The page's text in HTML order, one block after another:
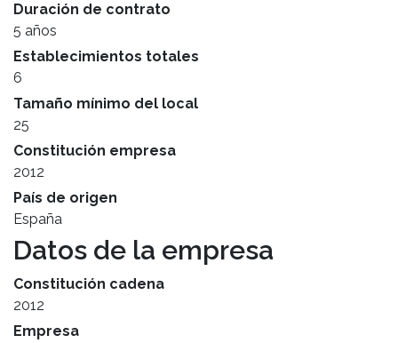
Duración de contrato
5 años
Establecimientos totales
6
Tamaño mínimo del local
25
Constitución empresa
2012
País de origen
España
Datos de la empresa
Constitución cadena
2012
Empresa